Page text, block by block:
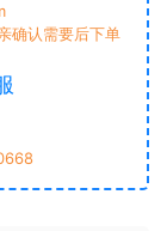
确认需要后下单